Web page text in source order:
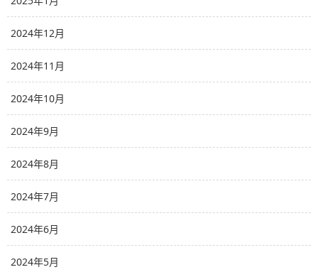
2024年12月
2024年11月
2024年10月
2024年9月
2024年8月
2024年7月
2024年6月
2024年5月